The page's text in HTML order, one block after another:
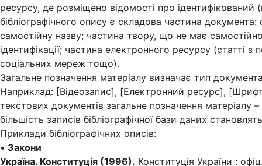
ресурсу, де розміщено відомості про ідентифікований
бібліографічного опису є складова частина
самостійну назву; частина твору, що не має
ідентифікації; частина електронного ресурсу (статті
соціальних мереж тощо).
Загальне позначення матеріалу визначає тип
Наприклад: [Відеозапис], [Електронний ресурс],
текстових документів загальне позначення
більшість записів бібліографічної бази даних
Приклади бібліографічних описів:
• Закони
Україна. Конституція (1996). Конституція України :